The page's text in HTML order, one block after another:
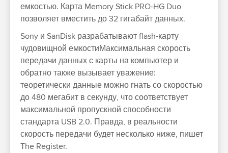
емкостью. Карта Memory Stick PRO-HG Duo
позволяет вместить до 32 гигабайт данных.
Sony и SanDisk разрабатывают flash-карту
чудовищной емкостиМаксимальная скорость
передачи данных с карты на компьютер и
обратно также вызывает уважение:
теоретически данные можно гнать со скоростью
до 480 мегабит в секунду, что соответствует
максимальной пропускной способности
стандарта USB 2.0. Правда, в реальности
скорость передачи будет несколько ниже, пишет
The Register.